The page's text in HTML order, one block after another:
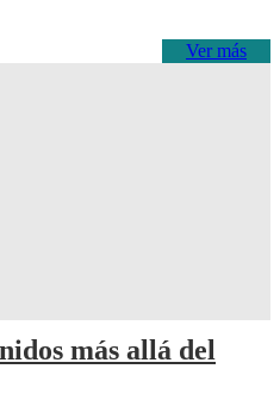
Ver más
más allá del